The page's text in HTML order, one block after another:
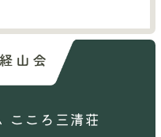
こころ三清荘